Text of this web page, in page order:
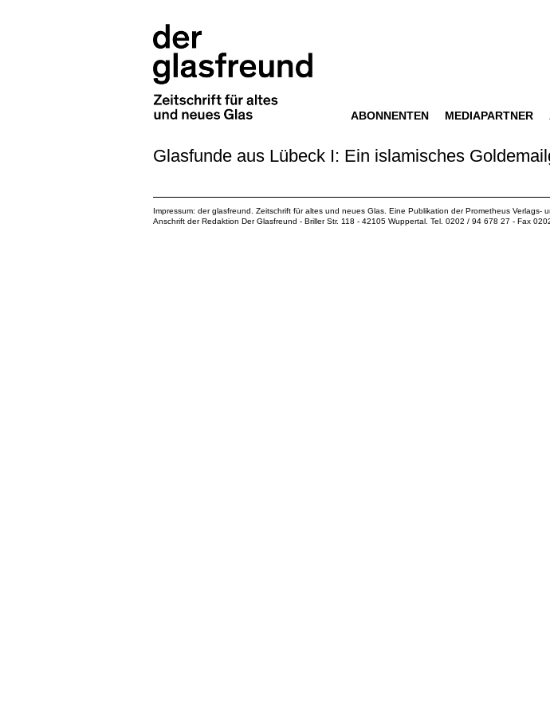
ABONNENTEN MEDIAPARTNER
Glasfunde aus Lübeck I: Ein islamisches
Impressum: der glasfreund. Zeitschrift für altes und neues Glas. Eine Publikation derPrometheus Verlags-
Anschrift der Redaktion Der Glasfreund - Briller Str. 118 - 42105 Wuppertal. Tel. 0202 / 94 678 27 - Fax